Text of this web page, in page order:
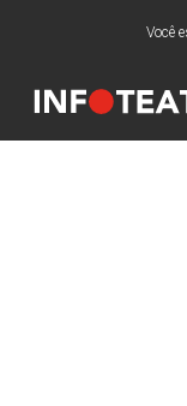
Você